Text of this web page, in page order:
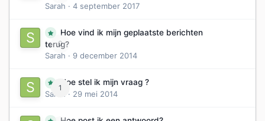
Sarah · 4 september 2017
0
Hoe vind ik mijn geplaatste berichten
terug?
Sarah · 9 december 2014
1
Hoe stel ik mijn vraag ?
Sarah
· 29 mei 2014